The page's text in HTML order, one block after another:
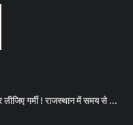
गर्मी ! राजस्थान में समय से ...